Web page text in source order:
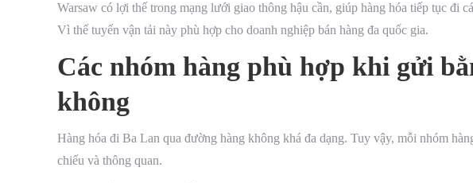
Warsaw có lợi thế trong mạng lưới giao thông hậu cần, giúp hàng hóa tiếp tục đi
Vì thế tuyến vận tải này phù hợp cho doanh nghiệp bán hàng đa quốc gia.
Các nhóm hàng phù hợp khi gửi
không
Hàng hóa đi Ba Lan qua đường hàng không khá đa dạng. Tuy vậy, mỗi nhóm
chiếu và thông quan.